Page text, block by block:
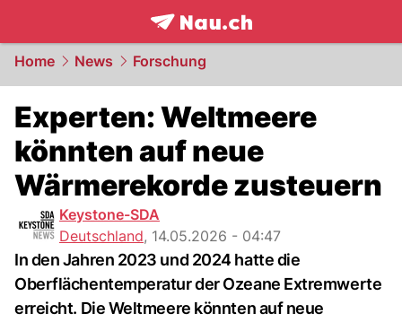
frontpage.NAU.ch
Home News Forschung
Experten: Weltmeere
könnten auf neue
Wärmerekorde zusteuern
Keystone-SDA
Deutschland, 14.05.2026 - 04:47
In den Jahren 2023 und 2024 hatte die
Oberflächentemperatur der Ozeane Extremwerte
erreicht. Die Weltmeere könnten auf neue